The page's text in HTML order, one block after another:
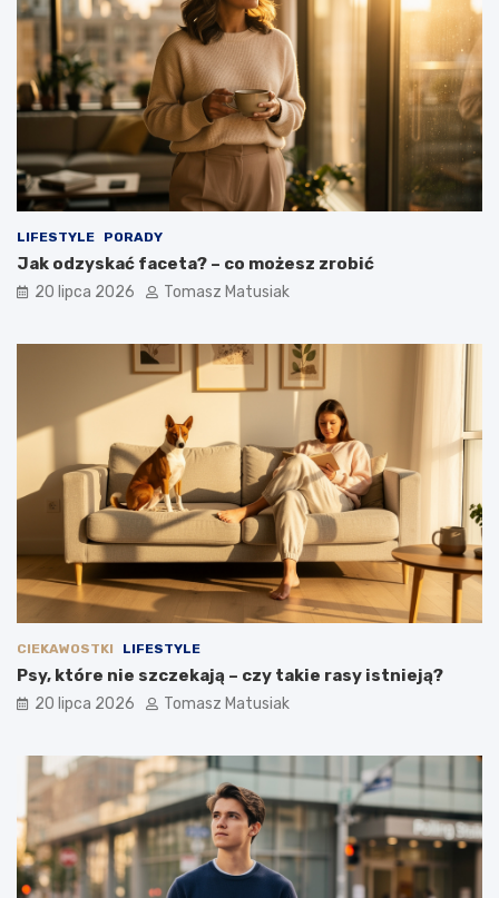
LIFESTYLE PORADY
Jak odzyskać faceta? – co możesz zrobić
20 lipca 2026 Tomasz Matusiak
CIEKAWOSTKI LIFESTYLE
Psy, które nie szczekają – czy takie rasy istnieją?
20 lipca 2026 Tomasz Matusiak